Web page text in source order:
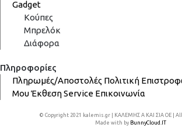
Gadget
Κούπες
Μπρελόκ
Διάφορα
Πληροφορίες
Πληρωμές/Αποστολές Πολιτική
ΜουΈκθεσηService Επικοινωνία
© Copyright 2021 kalemis.gr | ΚΑΛΕΜΗΣ Α ΚΑΙ ΣΙΑ ΟΕ |
Made with by BunnyCloud.IT